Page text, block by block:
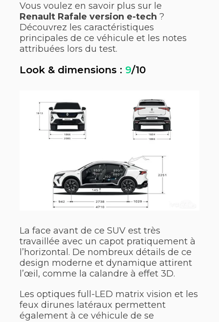
Vous voulez en savoir plus sur le
Renault Rafale version e-tech ?
Découvrez les caractéristiques
principales de ce véhicule et les notes
attribuées lors du test.
Look & dimensions : 9/10
La face avant de ce SUV est très
travaillée avec un capot pratiquement à
l’horizontal. De nombreux détails de ce
design moderne et dynamique attirent
l’œil, comme la calandre à effet 3D.
Les optiques full-LED matrix vision et les
feux dirunes latéraux permettent
également à ce véhicule de se